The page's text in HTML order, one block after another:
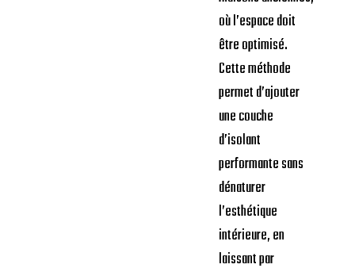
où l’espace doit
être optimisé.
Cette méthode
permet d’ajouter
une couche
d’isolant
performante sans
dénaturer
l’esthétique
intérieure, en
laissant par